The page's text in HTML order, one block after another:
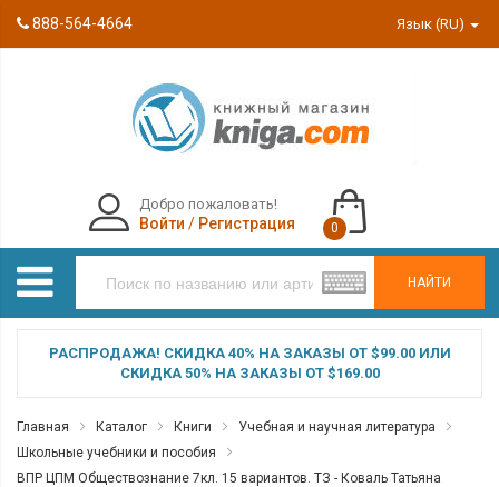
888-564-4664 Язык (RU)
НАЙТИ
Добро пожаловать!
Войти / Регистрация 0
РАСПРОДАЖА! СКИДКА 40% НА ЗАКАЗЫ ОТ $99.00 ИЛИ
СКИДКА 50% НА ЗАКАЗЫ ОТ $169.00
Главная Каталог Книги
Учебная и научная литература
Школьные учебники и пособия
ВПР ЦПМ Обществознание 7кл. 15 вариантов. ТЗ - Коваль Татьяна